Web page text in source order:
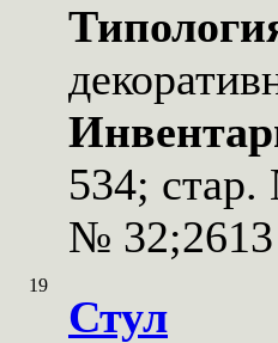
534;
№
19
Стул